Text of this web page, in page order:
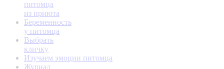
питомца
из приюта
Беременность
у питомца
Выбрать
кличку
Изучаем эмоции питомца
Журнал